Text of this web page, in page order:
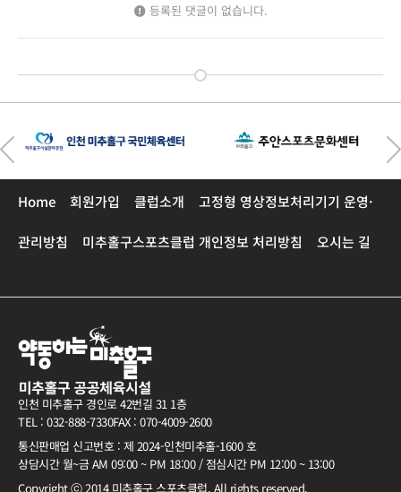
등록된 댓글이 없습니다.
Home 회원가입 클럽소개 고정형 영상정보처리기기 운영·
관리방침 미추홀구스포츠클럽 개인정보 처리방침 오시는 길
인천 미추홀구 경인로 42번길 31 1층
TEL : 032-888-7330FAX : 070-4009-2600
통신판매업 신고번호 : 제 2024-인천미추홀-1600 호
상담시간 월~금 AM 09:00 ~ PM 18:00 / 점심시간 PM 12:00 ~ 13:00
Copyright ⓒ 2014 미추홀구 스포츠클럽. All rights reserved.